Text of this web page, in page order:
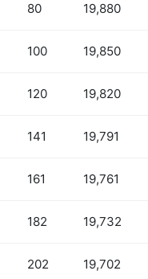
80 19,880
100 19,850
120 19,820
141 19,791
161 19,761
182 19,732
202 19,702